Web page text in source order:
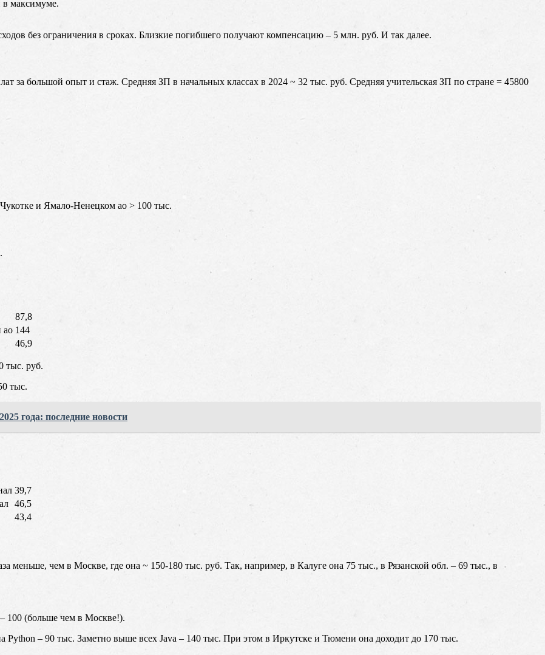
в максимуме.
без ограничения в сроках. Близкие погибшего получают компенсацию – 5 млн. руб. И так далее.
за большой опыт и стаж. Средняя ЗП в начальных классах в 2024 ~ 32 тыс. руб. Средняя учительская ЗП по стране = 45800
и Ямало-Ненецком ао > 100 тыс.
87,8
ао 144
46,9
тыс. руб.
тыс.
года: последние новости
39,7
46,5
43,4
меньше, чем в Москве, где она ~ 150-180 тыс. руб. Так, например, в Калуге она 75 тыс., в Рязанской обл. – 69 тыс., в
100 (больше чем в Москве!).
– 90 тыс. Заметно выше всех Java – 140 тыс. При этом в Иркутске и Тюмени она доходит до 170 тыс.